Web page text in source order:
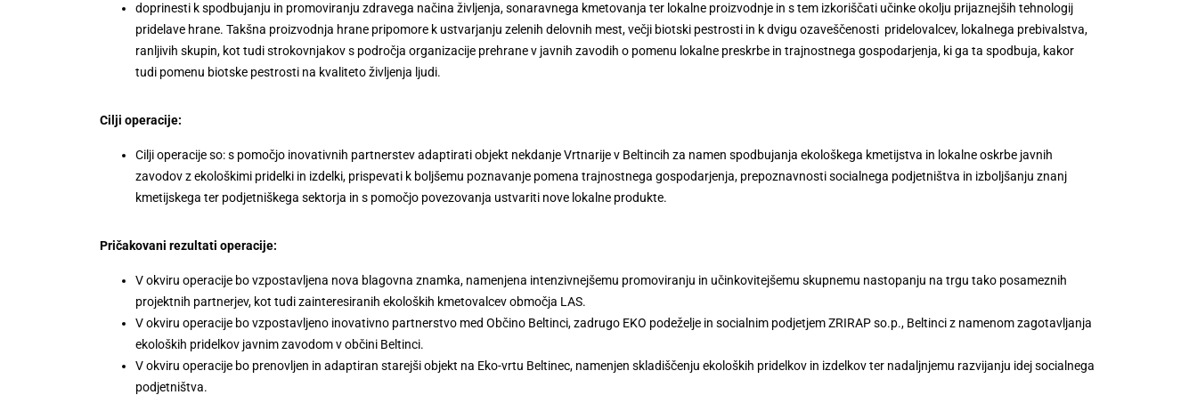
doprinesti k spodbujanju in promoviranju zdravega načina življenja, sonaravnega kmetovanja ter lokalne proizvodnje in s tem izkoriščati učinke okolju prijaznejših tehnologij
pridelave hrane. Takšna proizvodnja hrane pripomore k ustvarjanju zelenih delovnih mest, večji biotski pestrosti in k dvigu ozaveščenosti pridelovalcev, lokalnega prebivalstva,
ranljivih skupin, kot tudi strokovnjakov s področja organizacije prehrane v javnih zavodih o pomenu lokalne preskrbe in trajnostnega gospodarjenja, ki ga ta spodbuja, kakor
tudi pomenu biotske pestrosti na kvaliteto življenja ljudi.
Cilji operacije:
Cilji operacije so: s pomočjo inovativnih partnerstev adaptirati objekt nekdanje Vrtnarije v Beltincih za namen spodbujanja ekološkega kmetijstva in lokalne oskrbe javnih
zavodov z ekološkimi pridelki in izdelki, prispevati k boljšemu poznavanje pomena trajnostnega gospodarjenja, prepoznavnosti socialnega podjetništva in izboljšanju znanj
kmetijskega ter podjetniškega sektorja in s pomočjo povezovanja ustvariti nove lokalne produkte.
Pričakovani rezultati operacije:
V okviru operacije bo vzpostavljena nova blagovna znamka, namenjena intenzivnejšemu promoviranju in učinkovitejšemu skupnemu nastopanju na trgu tako posameznih
projektnih partnerjev, kot tudi zainteresiranih ekoloških kmetovalcev območja LAS.
V okviru operacije bo vzpostavljeno inovativno partnerstvo med Občino Beltinci, zadrugo EKO podeželje in socialnim podjetjem ZRIRAP so.p., Beltinci z namenom zagotavljanja
ekoloških pridelkov javnim zavodom v občini Beltinci.
V okviru operacije bo prenovljen in adaptiran starejši objekt na Eko-vrtu Beltinec, namenjen skladiščenju ekoloških pridelkov in izdelkov ter nadaljnjemu razvijanju idej socialnega
podjetništva.